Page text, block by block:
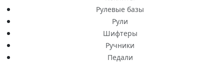
Рулевые базы
Рули
Шифтеры
Ручники
Педали